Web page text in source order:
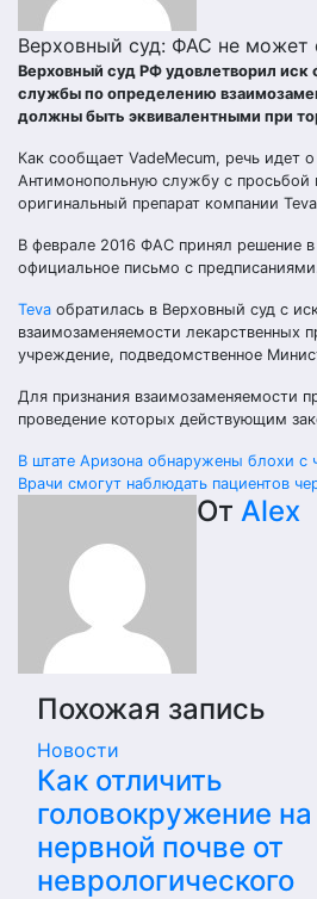
Верховный суд: ФАС не может
Верховный суд РФ удовлетворил
службы по определению
должны быть эквивалентными при
Как сообщает VadeMecum, речь идет
Антимонопольную службу с просьбой
оригинальный препарат компании
В феврале 2016 ФАС принял решение в
официальное письмо с
Teva обратилась в Верховный суд с
взаимозаменяемости лекарственных
учреждение, подведомственное
Для признания взаимозаменяемости
проведение которых действующим
Навигация
записям
В штате Аризона обнаружены блохи с
Врачи смогут наблюдать пациентов
От Alex
Похожая запись
Новости
Как отличить
головокружение на
нервной почве от
неврологического